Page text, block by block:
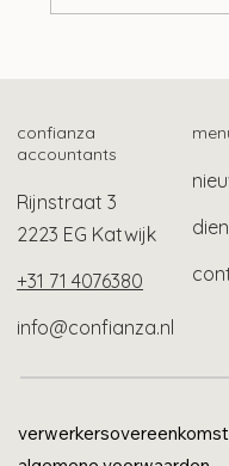
confianza
accountants
Rijnstraat 3
2223 EG Katwijk
+31 71 4076380
info@confianza.nl
verwerkersovereenkomst